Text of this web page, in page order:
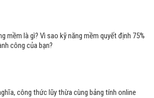
mềm là gì? Vì sao kỹ năng mềm quyết định 75%
công của bạn?
công thức lũy thừa cùng bảng tính online